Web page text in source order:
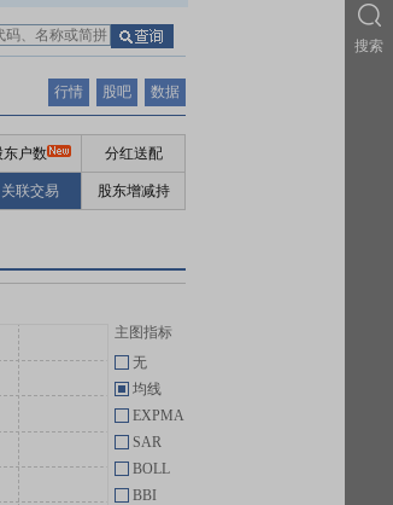
行情 股吧 数据
东户数 分红送配
关联交易 股东增减持
主图指标
无
均线
EXPMA
SAR
BOLL
BBI
搜索